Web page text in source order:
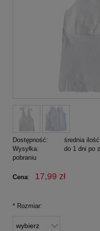
Dostępność:
średnia ilość
Wysyłka:
do 1 dni po
pobraniu
Cena: 17,99 zł
* Rozmiar: